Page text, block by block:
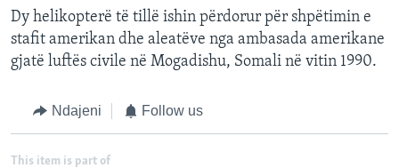
Dy helikopterë të tillë ishin përdorur për shpëtimin e
stafit amerikan dhe aleatëve nga ambasada amerikane
gjatë luftës civile në Mogadishu, Somali në vitin 1990.
Ndajeni Follow us
This item is part of